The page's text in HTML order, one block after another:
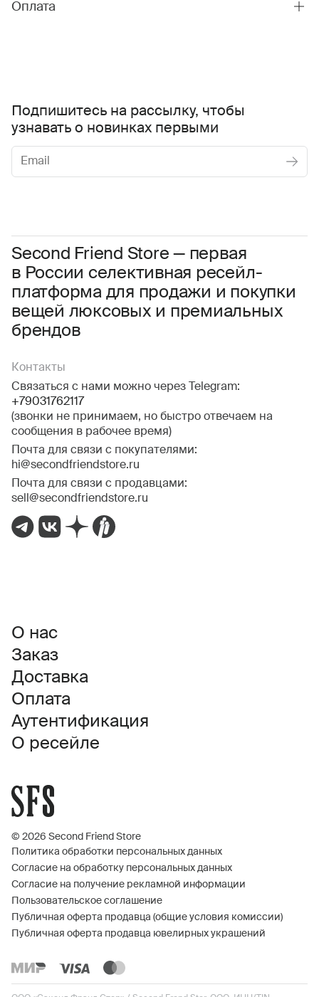
Оплата
Second Friend Store — первая
в России селективная ресейл-
платформа для продажи и покупки
вещей люксовых и премиальных
брендов
Контакты
Связаться с нами можно через Telegram:
+79031762117
(звонки не принимаем, но быстро отвечаем на
сообщения в рабочее время)
Почта для связи с покупателями:
hi@secondfriendstore.ru
Почта для связи с продавцами:
sell@secondfriendstore.ru
Подпишитесь на рассылку, чтобы
узнавать о новинках первыми
Соглашаюсь с условиями Пользовательского соглашения
Даю согласие на получение рекламной информации.
О нас
Заказ
Доставка
Оплата
Аутентификация
О ресейле
© 2026 Second Friend Store
Политика обработки персональных данных
Согласие на обработку персональных данных
Согласие на получение рекламной информации
Пользовательское соглашение
Публичная оферта продавца (общие условия комиссии)
Публичная оферта продавца ювелирных украшений